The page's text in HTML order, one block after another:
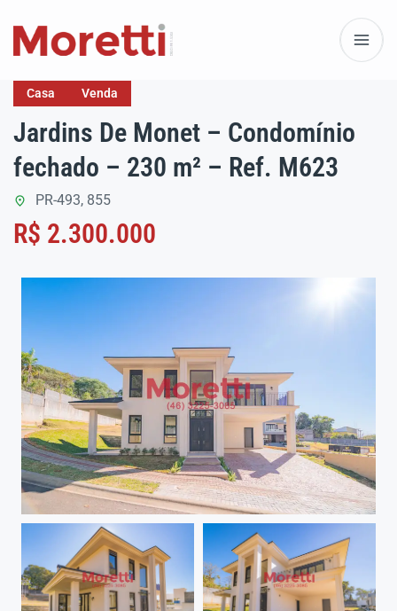
Casa Venda
Jardins De Monet – Condomínio
fechado – 230 m² – Ref. M623
PR-493, 855
R$ 2.300.000